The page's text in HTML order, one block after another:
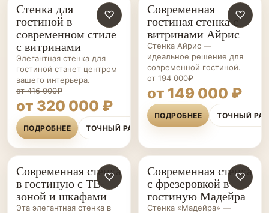
ГОСТИНЫЕ НА ЗАКАЗ
♡
Стенка для
гостиной в
современном стиле
с витринами
Элегантная стенка для
гостиной станет центром
вашего интерьера.
от 416 000₽
от 320 000 ₽
ПОДРОБНЕЕ ТОЧНЫЙ РАСЧЁТ
ГОСТИНЫЕ НА ЗАКАЗ
♡
Современная
гостиная стенка с
витринами Айрис
Стенка Айрис —
идеальное решение для
современной гостиной.
от 194 000₽
от 149 000 ₽
ПОДРОБНЕЕ ТОЧНЫЙ
ГОСТИНЫЕ НА ЗАКАЗ
♡
Современная стенка
в гостиную с ТВ-
зоной и шкафами
Эта элегантная стенка в
ГОСТИНЫЕ НА ЗАКАЗ
♡
Современная стенка
с фрезеровкой в
гостиную Мадейра
Стенка «Мадейра» —